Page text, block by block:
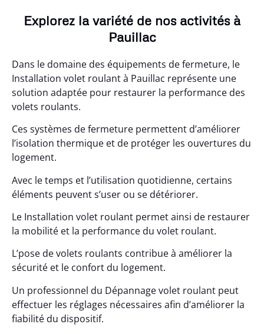
Explorez la variété de nos activités à
Pauillac
Dans le domaine des équipements de fermeture, le
Installation volet roulant à Pauillac représente une
solution adaptée pour restaurer la performance des
volets roulants.
Ces systèmes de fermeture permettent d’améliorer
l’isolation thermique et de protéger les ouvertures du
logement.
Avec le temps et l’utilisation quotidienne, certains
éléments peuvent s’user ou se détériorer.
Le Installation volet roulant permet ainsi de restaurer
la mobilité et la performance du volet roulant.
L’pose de volets roulants contribue à améliorer la
sécurité et le confort du logement.
Un professionnel du Dépannage volet roulant peut
effectuer les réglages nécessaires afin d’améliorer la
fiabilité du dispositif.